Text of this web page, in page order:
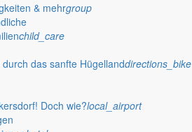
& mehrgroup
child_care
das sanfte Hügellanddirections_bike
Doch wie?local_airport